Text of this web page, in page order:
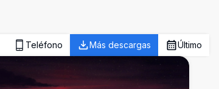
Teléfono Más descargas Último